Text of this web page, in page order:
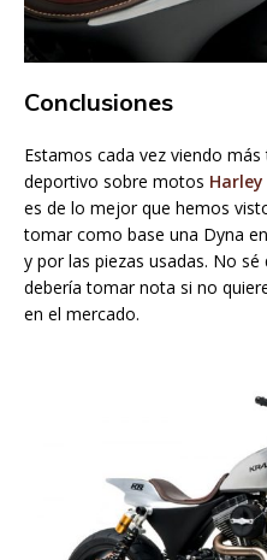
Conclusiones
Estamos cada vez viendo
deportivo sobre motos
es de lo mejor que hemos
tomar como base una Dyna
y por las piezas usadas. No
debería tomar nota si no
en el mercado.